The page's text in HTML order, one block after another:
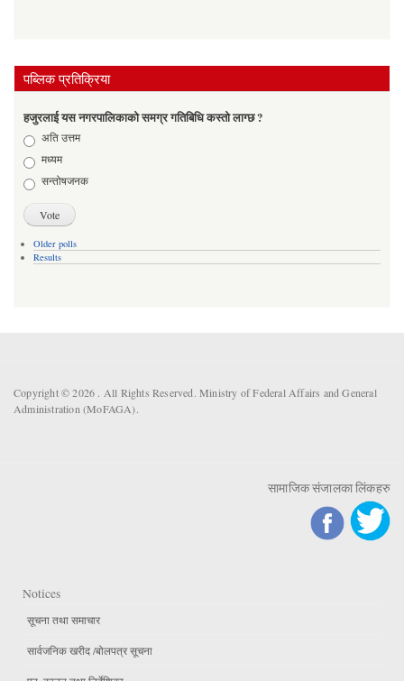
पब्लिक प्रतिक्रिया
हजुरलाई यस नगरपालिकाको समग्र गतिबिधि कस्तो लाग्छ ?
Choicesअति उत्तम
मध्यम
सन्तोषजनक
Older polls
Results
Copyright © 2026 . All Rights Reserved. Ministry of Federal Affairs and General
Administration (MoFAGA).
सामाजिक संजालका लिंकहरु
Notices
सूचना तथा समाचार
सार्वजनिक खरीद /बोलपत्र सूचना